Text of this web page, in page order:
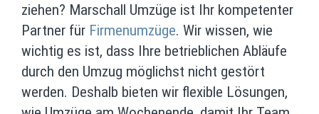
ziehen? Marschall Umzüge ist Ihr kompetenter
Partner für Firmenumzüge. Wir wissen, wie
wichtig es ist, dass Ihre betrieblichen Abläufe
durch den Umzug möglichst nicht gestört
werden. Deshalb bieten wir flexible Lösungen,